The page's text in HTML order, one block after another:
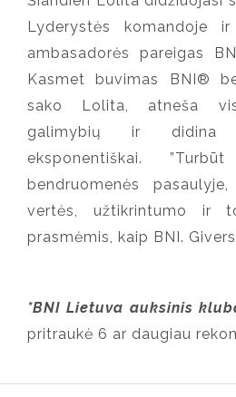
Lyderystės komandoje
ambasadorės pareigas
Kasmet buvimas BNI®
sako Lolita, atneša
galimybių ir didina
eksponentiškai.
bendruomenės
vertės, užtikrintumo ir
prasmėmis, kaip BNI. Givers
*BNI Lietuva auksinis
pritraukė 6 ar daugiau